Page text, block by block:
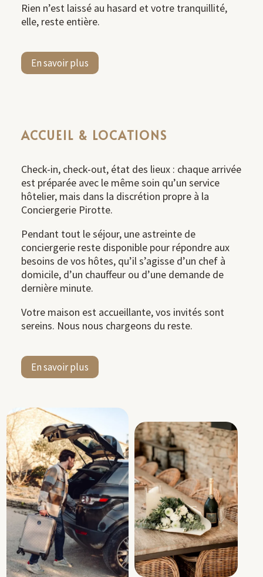
Rien n’est laissé au hasard et votre tranquillité,
elle, reste entière.
En savoir plus
ACCUEIL & LOCATIONS
Check-in, check-out, état des lieux : chaque arrivée
est préparée avec le même soin qu’un service
hôtelier, mais dans la discrétion propre à la
Conciergerie Pirotte.
Pendant tout le séjour, une astreinte de
conciergerie reste disponible pour répondre aux
besoins de vos hôtes, qu’il s’agisse d’un chef à
domicile, d’un chauffeur ou d’une demande de
dernière minute.
Votre maison est accueillante, vos invités sont
sereins. Nous nous chargeons du reste.
En savoir plus